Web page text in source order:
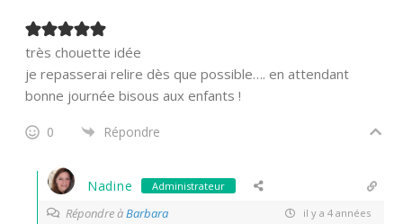
très chouette idée
je repasserai relire dès que possible…. en attendant
bonne journée bisous aux enfants !
0 Répondre
Nadine Administrateur
Répondre àBarbara il y a 4 années